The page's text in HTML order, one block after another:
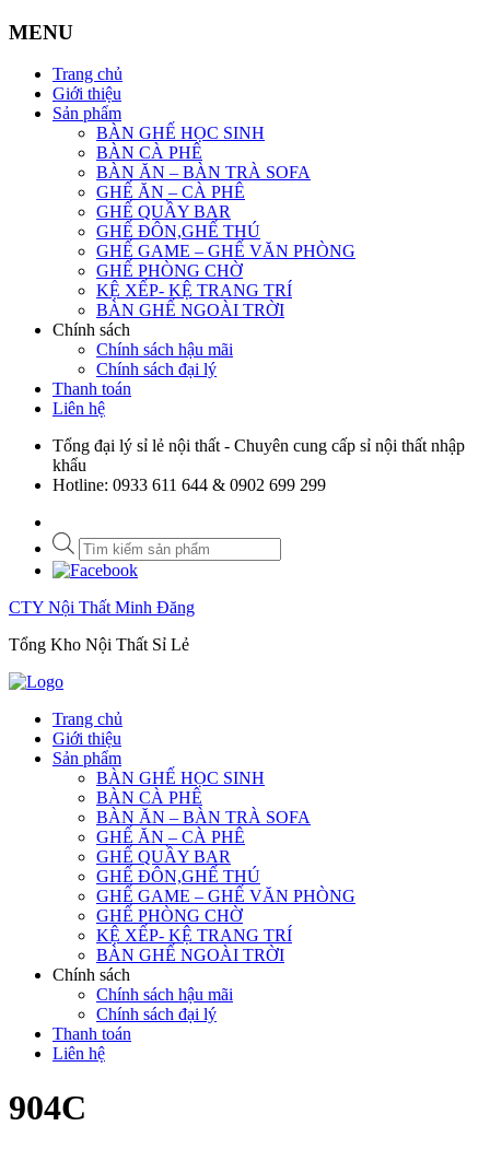
MENU
Trang chủ
Giới thiệu
Sản phẩm
BÀN GHẾ HỌC SINH
BÀN CÀ PHÊ
BÀN ĂN – BÀN TRÀ SOFA
GHẾ ĂN – CÀ PHÊ
GHẾ QUẦY BAR
GHẾ ĐÔN,GHẾ THÚ
GHẾ GAME – GHẾ VĂN PHÒNG
GHẾ PHÒNG CHỜ
KỆ XẾP- KỆ TRANG TRÍ
BÀN GHẾ NGOÀI TRỜI
Chính sách
Chính sách hậu mãi
Chính sách đại lý
Thanh toán
Liên hệ
Tổng đại lý sỉ lẻ nội thất - Chuyên cung cấp sỉ nội thất nhập
khẩu
Hotline: 0933 611 644 & 0902 699 299
Tìm
kiếm
sản
phẩm
CTY Nội Thất Minh Đăng
Tổng Kho Nội Thất Sỉ Lẻ
Trang chủ
Giới thiệu
Sản phẩm
BÀN GHẾ HỌC SINH
BÀN CÀ PHÊ
BÀN ĂN – BÀN TRÀ SOFA
GHẾ ĂN – CÀ PHÊ
GHẾ QUẦY BAR
GHẾ ĐÔN,GHẾ THÚ
GHẾ GAME – GHẾ VĂN PHÒNG
GHẾ PHÒNG CHỜ
KỆ XẾP- KỆ TRANG TRÍ
BÀN GHẾ NGOÀI TRỜI
Chính sách
Chính sách hậu mãi
Chính sách đại lý
Thanh toán
Liên hệ
904C